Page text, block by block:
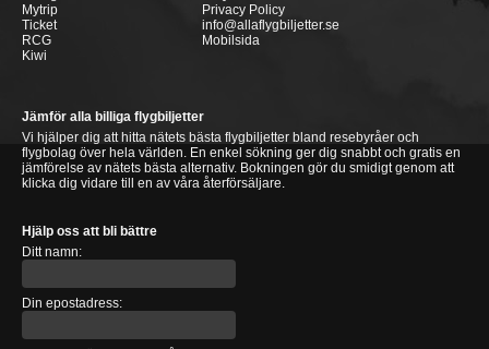
Mytrip
Ticket
RCG
Kiwi
Privacy Policy
info@allaflygbiljetter.se
Mobilsida
Jämför alla billiga flygbiljetter
Vi hjälper dig att hitta nätets bästa flygbiljetter bland resebyråer och
flygbolag över hela världen. En enkel sökning ger dig snabbt och gratis en
jämförelse av nätets bästa alternativ. Bokningen gör du smidigt genom att
klicka dig vidare till en av våra återförsäljare.
Hjälp oss att bli bättre
Ditt namn:
Din epostadress: